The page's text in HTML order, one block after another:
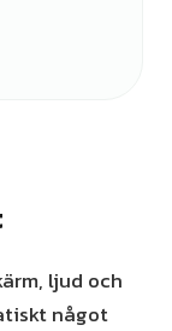
ljud och
något